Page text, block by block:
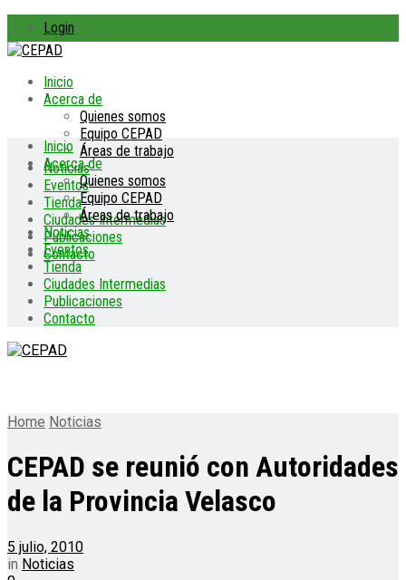
Login
Inicio
Acerca de
Quienes somos
Equipo CEPAD
Áreas de trabajo
Noticias
Eventos
Tienda
Ciudades Intermedias
Publicaciones
Contacto
Inicio
Acerca de
Quienes somos
Equipo CEPAD
Áreas de trabajo
Noticias
Eventos
Tienda
Ciudades Intermedias
Publicaciones
Contacto
Home Noticias
CEPAD se reunió con Autoridades
de la Provincia Velasco
5 julio, 2010
in Noticias